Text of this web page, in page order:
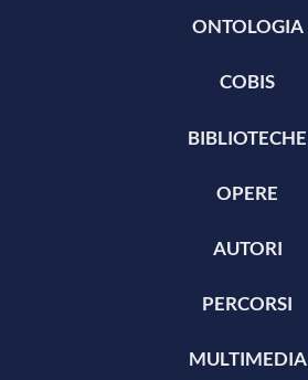
ONTOLOGIA
COBIS
BIBLIOTECHE
OPERE
AUTORI
PERCORSI
MULTIMEDIA